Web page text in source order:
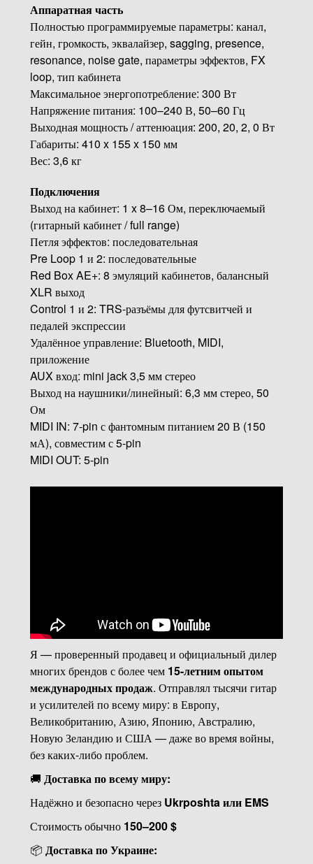
Аппаратная часть
Полностью программируемые параметры: канал,
гейн, громкость, эквалайзер, sagging, presence,
resonance, noise gate, параметры эффектов, FX
loop, тип кабинета
Максимальное энергопотребление: 300 Вт
Напряжение питания: 100–240 В, 50–60 Гц
Выходная мощность / аттенюация: 200, 20, 2, 0 Вт
Габариты: 410 x 155 x 150 мм
Вес: 3,6 кг
Подключения
Выход на кабинет: 1 x 8–16 Ом, переключаемый
(гитарный кабинет / full range)
Петля эффектов: последовательная
Pre Loop 1 и 2: последовательные
Red Box AE+: 8 эмуляций кабинетов, балансный
XLR выход
Control 1 и 2: TRS-разъёмы для футсвитчей и
педалей экспрессии
Удалённое управление: Bluetooth, MIDI,
приложение
AUX вход: mini jack 3,5 мм стерео
Выход на наушники/линейный: 6,3 мм стерео, 50
Ом
MIDI IN: 7-pin с фантомным питанием 20 В (150
мА), совместим с 5-pin
MIDI OUT: 5-pin
Я — проверенный продавец и официальный дилер
многих брендов с более чем 15-летним опытом
международных продаж. Отправлял тысячи гитар
и усилителей по всему миру: в Европу,
Великобританию, Азию, Японию, Австралию,
Новую Зеландию и США — даже во время войны,
без каких-либо проблем.
🚚 Доставка по всему миру:
Надёжно и безопасно через Ukrposhta или EMS
Стоимость обычно 150–200 $
📦 Доставка по Украине: